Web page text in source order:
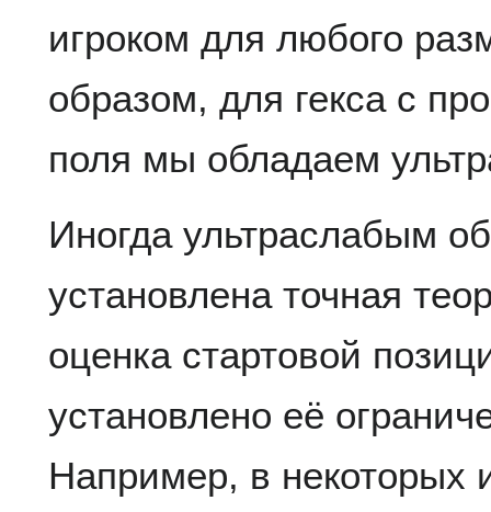
игроком для любого
образом, для гекса с
поля мы обладаем
Иногда ультраслабым
установлена точная
оценка стартовой
установлено её
Например, в некоторых